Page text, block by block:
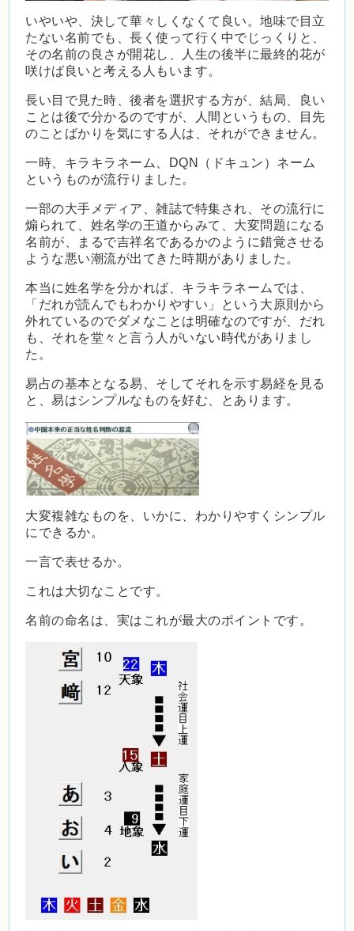
いやいや、決して華々しくなくて良い。地味で目立
たない名前でも、長く使って行く中でじっくりと、
その名前の良さが開花し、人生の後半に最終的花が
咲けば良いと考える人もいます。
長い目で見た時、後者を選択する方が、結局、良い
ことは後で分かるのですが、人間というもの、目先
のことばかりを気にする人は、それができません。
一時、キラキラネーム、DQN（ドキュン）ネーム
というものが流行りました。
一部の大手メディア、雑誌で特集され、その流行に
煽られて、姓名学の王道からみて、大変問題になる
名前が、まるで吉祥名であるかのように錯覚させる
ような悪い潮流が出てきた時期がありました。
本当に姓名学を分かれば、キラキラネームでは、
「だれが読んでもわかりやすい」という大原則から
外れているのでダメなことは明確なのですが、だれ
も、それを堂々と言う人がいない時代がありまし
た。
易占の基本となる易、そしてそれを示す易経を見る
と、易はシンプルなものを好む、とあります。
大変複雑なものを、いかに、わかりやすくシンプル
にできるか。
一言で表せるか。
これは大切なことです。
名前の命名は、実はこれが最大のポイントです。